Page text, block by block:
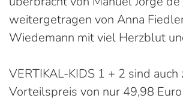
weitergetragen von Anna
Wiedemann mit viel Herzblut
VERTIKAL-KIDS 1 + 2 sind auch
Vorteilspreis von nur 49,98